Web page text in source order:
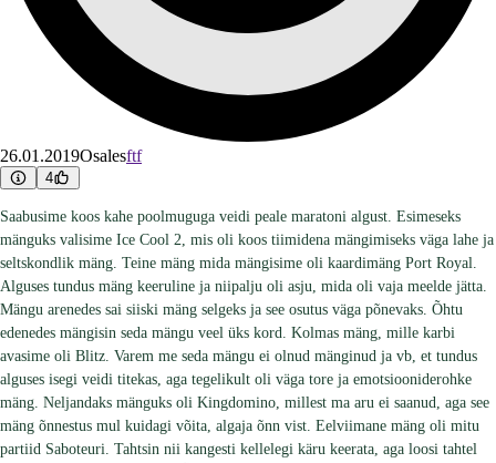
26.01.2019Osalesftf
4
Saabusime koos kahe poolmuguga veidi peale maratoni algust. Esimeseks
mänguks valisime Ice Cool 2, mis oli koos tiimidena mängimiseks väga lahe ja
seltskondlik mäng. Teine mäng mida mängisime oli kaardimäng Port Royal.
Alguses tundus mäng keeruline ja niipalju oli asju, mida oli vaja meelde jätta.
Mängu arenedes sai siiski mäng selgeks ja see osutus väga põnevaks. Õhtu
edenedes mängisin seda mängu veel üks kord. Kolmas mäng, mille karbi
avasime oli Blitz. Varem me seda mängu ei olnud mänginud ja vb, et tundus
alguses isegi veidi titekas, aga tegelikult oli väga tore ja emotsiooniderohke
mäng. Neljandaks mänguks oli Kingdomino, millest ma aru ei saanud, aga see
mäng õnnestus mul kuidagi võita, algaja õnn vist. Eelviimane mäng oli mitu
partiid Saboteuri. Tahtsin nii kangesti kellelegi käru keerata, aga loosi tahtel